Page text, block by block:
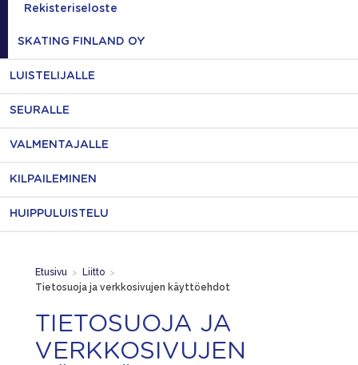
Rekisteriseloste
SKATING FINLAND OY
LUISTELIJALLE
SEURALLE
VALMENTAJALLE
KILPAILEMINEN
HUIPPULUISTELU
Etusivu > Liitto >
Tietosuoja ja verkkosivujen käyttöehdot
TIETOSUOJA JA
VERKKOSIVUJEN